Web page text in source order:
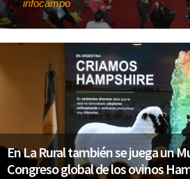
Por infocampo
En La Rural también se juega un
Congreso global de los ovinos